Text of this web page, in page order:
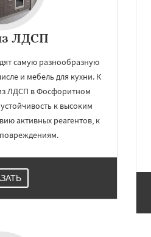
ЛДСП
самую разнообразную
и мебель для кухни. К
ЛДСП в Фосфоритном
к высоким
активных реагентов, к